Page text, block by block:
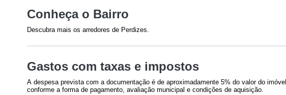
Conheça o Bairro
Descubra mais os arredores de Perdizes.
Bourbon Shopping São Paulo
Shopping West Plaza(1379m)
Centro Universitário São
PUC-SP - Campus Monte
Gastos com taxas e impostos
A despesa prevista com a documentação é de aproximadamente 5% do valor do
conforme a forma de pagamento, avaliação municipal e condições de aquisição.